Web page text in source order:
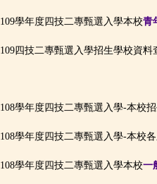
109學年度四技二專甄選入學本校青
109四技二專甄選入學招生學校資料
108學年度四技二專甄選入學-本校
108學年度四技二專甄選入學-本校
108學年度四技二專甄選入學本校一